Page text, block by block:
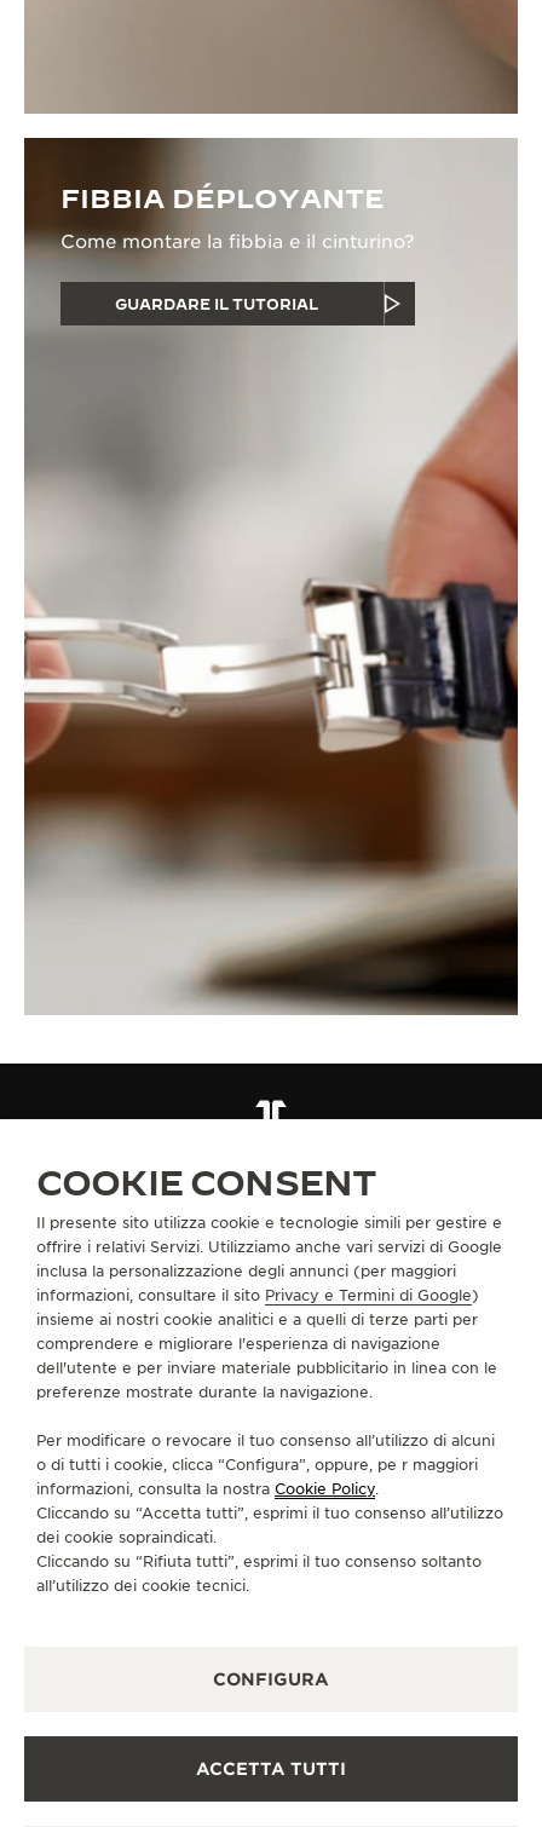
FIBBIA DÉPLOYANTE
Come montare la fibbia e il cinturino?
GUARDARE IL TUTORIAL
VAI ALLA PAGINA INSTAGRAM DI JAEGER-
VAI ALLA PAGINA LINKEDIN DI JAEGER-
VAI ALLA PAGINA FACEBOOK DI
VAI ALLA PAGINA YOUTUBE
VAI ALLA PAGINA
VAI ALLA PAGINA
ISCRIVERSI ALLA NEWSLETTER
INFORMAZIONI SU DI NOI
SERVIZI
CONTATTI
INFORMATIVA SUI COOKIE
COOKIE CONSENT
Il presente sito utilizza cookie e tecnologie simili per gestire e
offrire i relativi Servizi. Utilizziamo anche vari servizi di Google
inclusa la personalizzazione degli annunci (per maggiori
informazioni, consultare il sito Privacy e Termini di Google)
insieme ai nostri cookie analitici e a quelli di terze parti per
comprendere e migliorare l'esperienza di navigazione
dell'utente e per inviare materiale pubblicitario in linea con le
preferenze mostrate durante la navigazione.
Per modificare o revocare il tuo consenso all’utilizzo di alcuni
o di tutti i cookie, clicca “Configura”, oppure, pe r maggiori
informazioni, consulta la nostra Cookie Policy.
Cliccando su “Accetta tutti”, esprimi il tuo consenso all’utilizzo
dei cookie sopraindicati.
Cliccando su “Rifiuta tutti”, esprimi il tuo consenso soltanto
all’utilizzo dei cookie tecnici.
CONFIGURA
ACCETTA TUTTI